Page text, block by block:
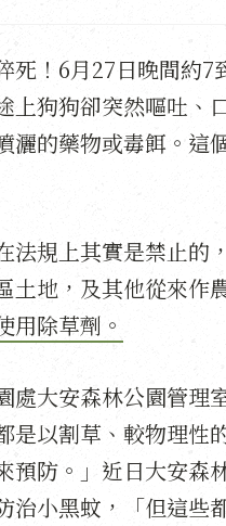
死！6月27日晚間約
上狗狗卻突然嘔吐、
灑的藥物或毒餌。
法規上其實是禁止的
土地，及其他從來作
用除草劑。
處大安森林公園管理
是以割草、較物理
預防。」近日大安森
治小黑蚊，「但這些